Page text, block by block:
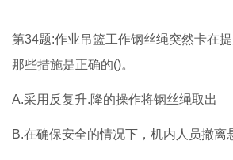
第34题:作业吊篮工作钢丝绳突然卡在
那些措施是正确的()。
A.采用反复升.降的操作将钢丝绳取出
B.在确保安全的情况下，机内人员撤离